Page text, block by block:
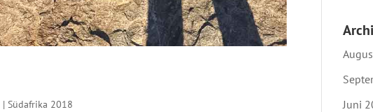
| Südafrika 2018
Juni